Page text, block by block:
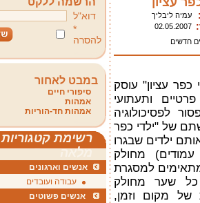
עמיה ליבליך
02.05.2007
חדשים
עציון" עוסק
ותעתועי
לפסיכולוגיה
של "ילדי כפר
ילדים שבגרו
עם השנים. הספר עב הכרס (512 עמודים) מחולק
למסגרת
כל שער מחולק
של מקום וזמן,
דוא"ל
*
להסרה
במבט לאחור
סיפורי חיים
אמהות
אמהות חד-הוריות
רשימת קטגוריות
מלאה
אנשים וארגונים
עבודה ועובדים
אנשים פשוטים